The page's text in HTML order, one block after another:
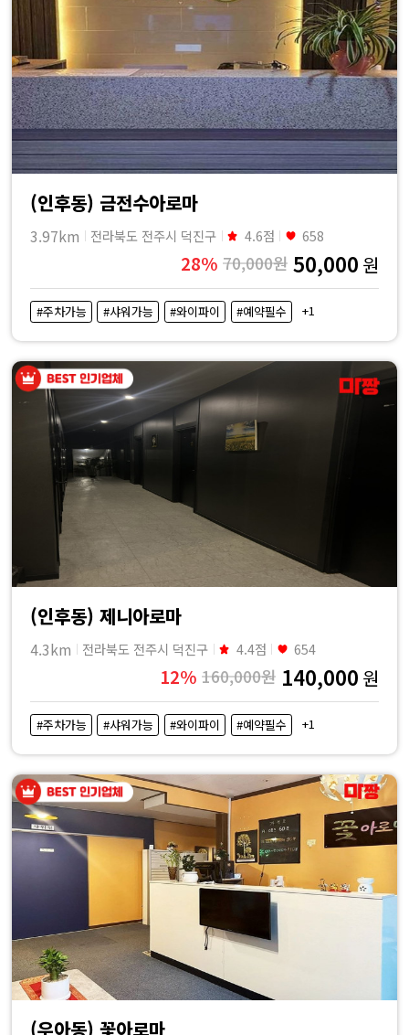
(인후동) 금전수아로마
3.97km 전라북도 전주시 덕진구 4.6점 658
28% 70,000원 50,000 원
#주차가능 #샤워가능 #와이파이 #예약필수 +1
(인후동) 제니아로마
4.3km 전라북도 전주시 덕진구 4.4점 654
12% 160,000원 140,000 원
#주차가능 #샤워가능 #와이파이 #예약필수 +1
(우아동) 꽃아로마